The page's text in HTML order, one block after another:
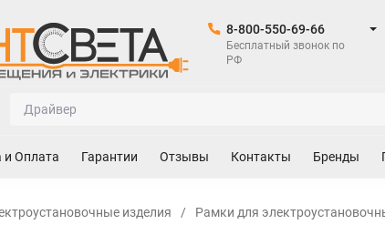
8-800-550-69-66
Бесплатный звонок по
РФ
и Оплата Гарантии Отзывы Контакты Бренды
изделия / Рамки для